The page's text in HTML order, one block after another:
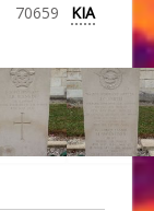
70659 KIA